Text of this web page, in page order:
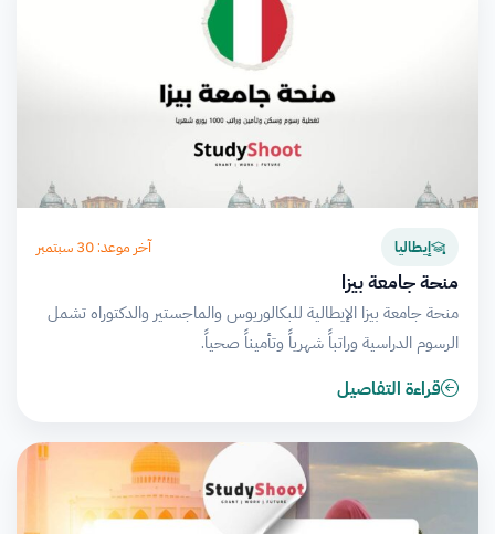
إيطاليا آخر موعد: 30 سبتمبر
منحة جامعة بيزا
منحة جامعة بيزا الإيطالية للبكالوريوس والماجستير والدكتوراه تشمل
الرسوم الدراسية وراتباً شهرياً وتأميناً صحياً.
قراءة التفاصيل